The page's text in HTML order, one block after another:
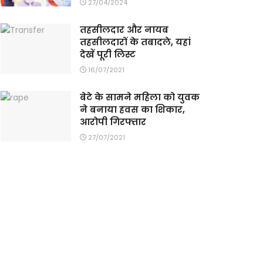
27/04/2024
तहसीलदार और नायब
तहसीलदारों के तबादले, यहां
देखें पूरी लिस्ट
16/07/2021
बेटे के सामने महिला को युवक
ने बनाया हवस का शिकार,
आरोपी गिरफ्तार
27/07/2021